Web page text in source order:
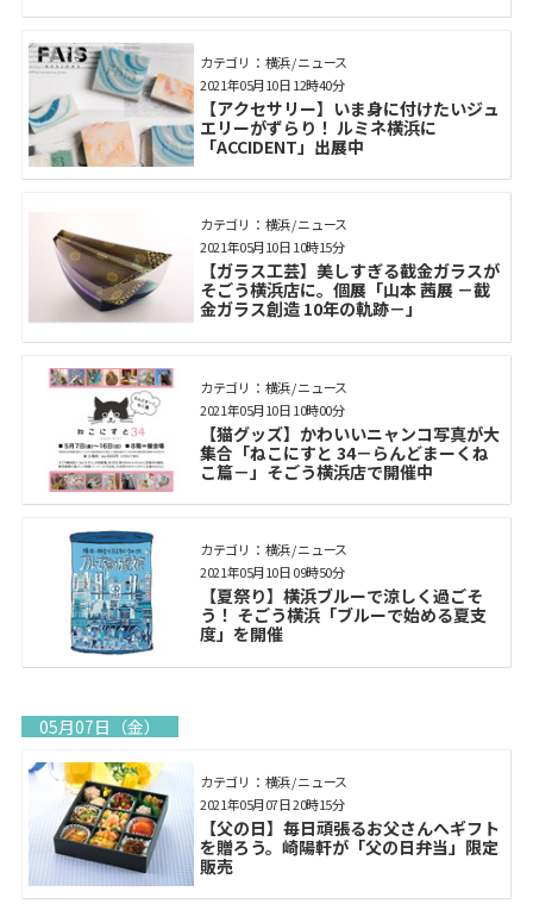
カテゴリ： 横浜 / ニュース
【アクセサリー】いま身に付けたいジュ
エリーがずらり！ ルミネ横浜に
「ACCIDENT」出展中
2021年05月10日 12時40分
カテゴリ： 横浜 / ニュース
【ガラス工芸】美しすぎる截金ガラスが
そごう横浜店に。個展「山本 茜展 －截
金ガラス創造 10年の軌跡－」
2021年05月10日 10時15分
カテゴリ： 横浜 / ニュース
【猫グッズ】かわいいニャンコ写真が大
集合「ねこにすと 34－らんどまーくね
こ篇－」そごう横浜店で開催中
2021年05月10日 10時00分
カテゴリ： 横浜 / ニュース
【夏祭り】横浜ブルーで涼しく過ごそ
う！ そごう横浜「ブルーで始める夏支
度」を開催
2021年05月10日 09時50分
05月07日（金）
カテゴリ： 横浜 / ニュース
【父の日】毎日頑張るお父さんへギフト
を贈ろう。崎陽軒が「父の日弁当」限定
販売
2021年05月07日 20時15分